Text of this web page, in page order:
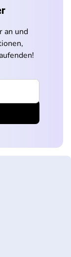
an und